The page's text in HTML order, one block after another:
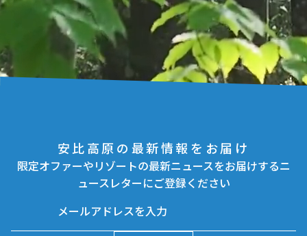
安比高原の最新情報をお届け
限定オファーやリゾートの最新ニュースをお届けするニ
ュースレターにご登録ください